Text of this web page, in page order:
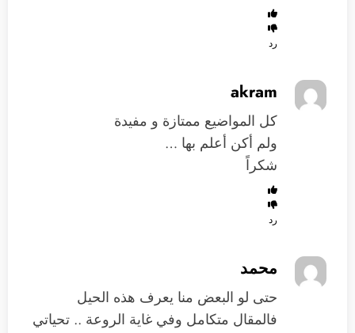
رد
akram
كل المواضيع ممتازة و مفيدة
ولم أكن أعلم بها …
شكراً
رد
محمد
حتى لو البعض منا يعرف هذه الحيل
فالمقال متكامل وفي غاية الروعة .. تحياتي